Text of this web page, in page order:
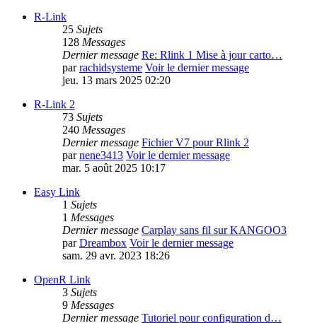
R-Link
25 Sujets
128 Messages
Dernier message Re: Rlink 1 Mise à jour carto…
parrachidsysteme Voir le dernier message
jeu. 13 mars 2025 02:20
R-Link 2
73 Sujets
240 Messages
Dernier message Fichier V7 pour Rlink 2
parnene3413 Voir le dernier message
mar. 5 août 2025 10:17
Easy Link
1 Sujets
1 Messages
Dernier message Carplay sans fil sur KANGOO3
parDreambox Voir le dernier message
sam. 29 avr. 2023 18:26
OpenR Link
3 Sujets
9 Messages
Dernier message Tutoriel pour configuration d…